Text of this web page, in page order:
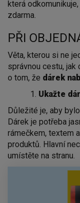
která
zdarma.
PŘI
Věta, kterou si ne
správnou cestu,
o tom, že dárek
Ukažte
Důležité je, aby
Dárek je potřeba
rámečkem, textem
produktů. Hlavní
umístěte na stranu.